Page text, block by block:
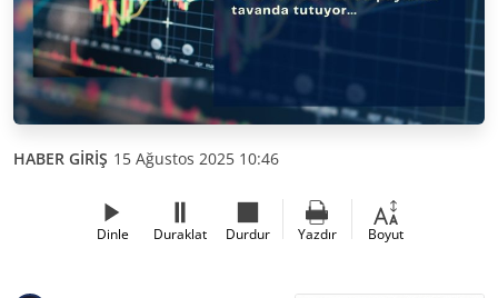
HABER GİRİŞ 15 Ağustos 2025 10:46
Dinle Duraklat Durdur Yazdır Boyut